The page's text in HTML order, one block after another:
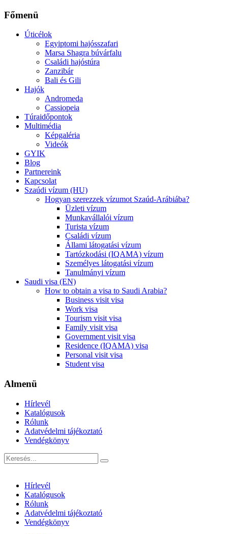
Főmenü
Úticélok
Egyiptomi hajósszafari
Marsa Shagra búvárfalu
Családi hajóstúra
Zanzibár
Bali és Gili
Hajók
Andromeda
Cassiopeia
Túraidőpontok
Multimédia
Képgaléria
Videók
GYIK
Blog
Partnereink
Kapcsolat
Szaúdi vízum (HU)
Hogyan szerezzek vízumot Szaúd-Arábiába?
Üzleti vízum
Munkavállalói vízum
Turista vízum
Családi vízum
Állami látogatási vízum
Tartózkodási (IQAMA) vízum
Személyes látogatási vízum
Tanulmányi vízum
Saudi visa (EN)
How to obtain a visa to Saudi Arabia?
Business visit visa
Work visa
Tourism visit visa
Family visit visa
Government visit visa
Residence (IQAMA) visa
Personal visit visa
Student visa
Almenü
Hírlevél
Katalógusok
Rólunk
Adatvédelmi tájékoztató
Vendégkönyv
Hírlevél
Katalógusok
Rólunk
Adatvédelmi tájékoztató
Vendégkönyv